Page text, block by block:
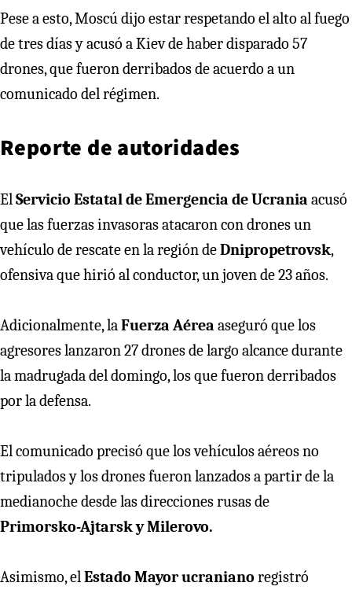
Pese a esto, Moscú dijo estar respetando el alto al fuego
de tres días y acusó a Kiev de haber disparado 57
drones, que fueron derribados de acuerdo a un
comunicado del régimen.
Reporte de autoridades
ElServicio Estatal de Emergencia de Ucrania acusó
que las fuerzas invasoras atacaron con drones un
vehículo de rescate en la región deDnipropetrovsk,
ofensiva que hirió al conductor, un joven de 23 años.
Adicionalmente, laFuerza Aérea aseguró que los
agresores lanzaron 27 drones de largo alcance durante
la madrugada del domingo, los que fueron derribados
por la defensa.
El comunicado precisó que los vehículos aéreos no
tripulados y los drones fueron lanzados a partir de la
medianoche desde las direcciones rusas de
Primorsko-Ajtarsk y Milerovo.
Asimismo, elEstado Mayor ucraniano registró